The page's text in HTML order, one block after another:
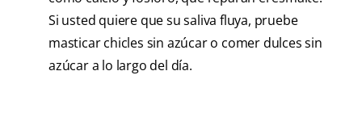
Si usted quiere que su saliva fluya, pruebe
masticar chicles sin azúcar o comer dulces sin
azúcar a lo largo del día.